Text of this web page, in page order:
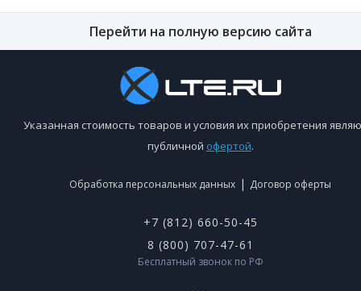
Перейти на полную версию сайта
Указанная стоимость товаров и условия их приобретения
публичной офертой.
Обработка персональных данных | Договор оферты
+7 (812) 660-50-45
8 (800) 707-47-61
Бесплатный звонок по РФ